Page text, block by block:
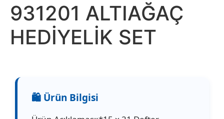
931201 ALTIAĞAÇ
HEDİYELİK SET